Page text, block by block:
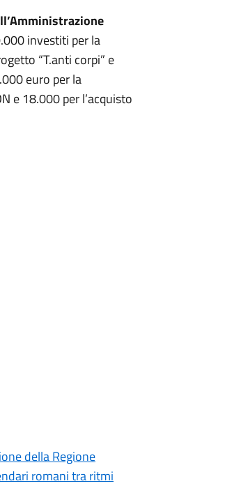
investiti per la
“T.anti corpi” e
euro per la
e 18.000 per l’acquisto
della Regione
romani tra ritmi